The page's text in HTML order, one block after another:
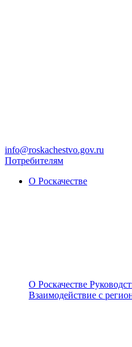
info@roskachestvo.gov.ru
Потребителям
О Роскачестве
О Роскачестве
Взаимодействие с